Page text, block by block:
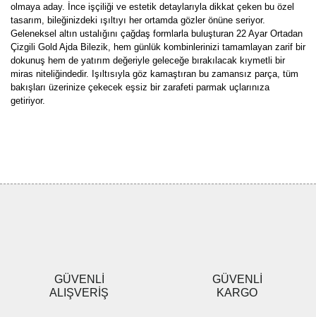
olmaya aday. İnce işçiliği ve estetik detaylarıyla dikkat çeken bu özel
tasarım, bileğinizdeki ışıltıyı her ortamda gözler önüne seriyor.
Geleneksel altın ustalığını çağdaş formlarla buluşturan 22 Ayar Ortadan
Çizgili Gold Ajda Bilezik, hem günlük kombinlerinizi tamamlayan zarif bir
dokunuş hem de yatırım değeriyle geleceğe bırakılacak kıymetli bir
miras niteliğindedir. Işıltısıyla göz kamaştıran bu zamansız parça, tüm
bakışları üzerinize çekecek eşsiz bir zarafeti parmak uçlarınıza
getiriyor.
Ürün fiyatı diğer sitelerden daha pahalı.
Bu ürüne benzer farklı alternatifler olmalı.
GÜVENLİ
ALIŞVERİŞ
GÜVENLİ
KARGO